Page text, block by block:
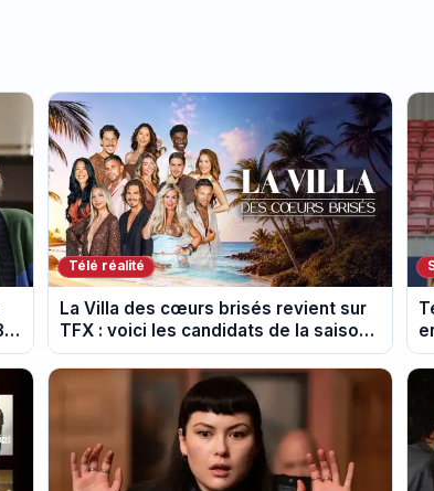
Télé réalité
La Villa des cœurs brisés revient sur
TFX : voici les candidats de la saison
11 au Mexique